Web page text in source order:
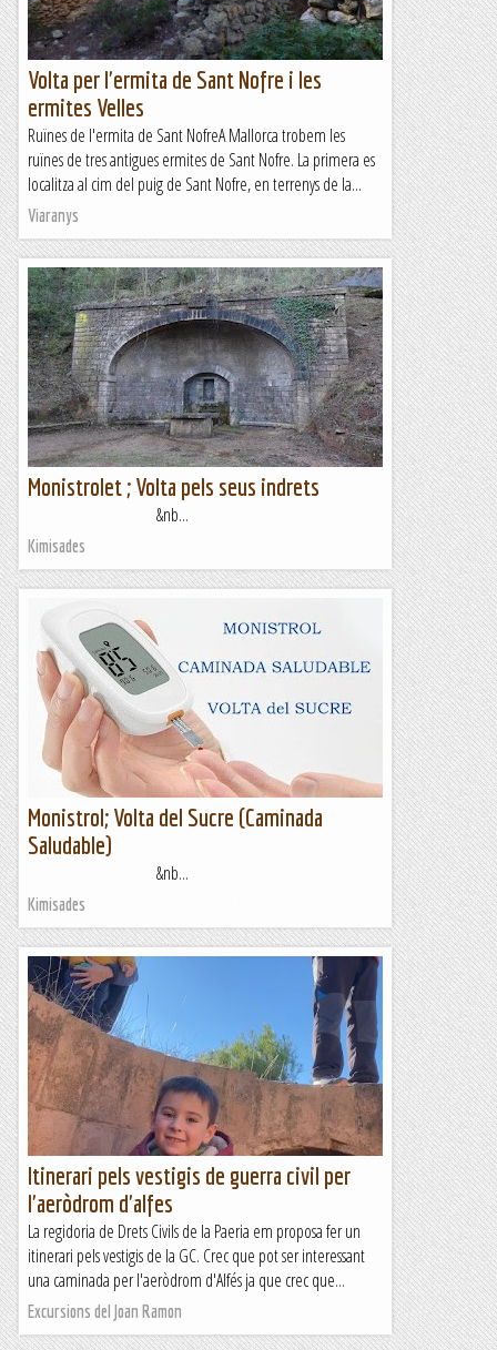
Volta per l'ermita de Sant Nofre i les
ermites Velles
Ruïnes de l'ermita de Sant NofreA Mallorca trobem les
ruïnes de tres antigues ermites de Sant Nofre. La primera es
localitza al cim del puig de Sant Nofre, en terrenys de la...
Viaranys
Monistrolet ; Volta pels seus indrets
&nb...
Kimisades
Monistrol; Volta del Sucre (Caminada
Saludable)
&nb...
Kimisades
Itinerari pels vestigis de guerra civil per
l'aeròdrom d'alfes
La regidoria de Drets Civils de la Paeria em proposa fer un
itinerari pels vestigis de la GC. Crec que pot ser interessant
una caminada per l'aeròdrom d'Alfés ja que crec que...
Excursions del Joan Ramon